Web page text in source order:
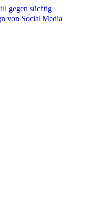
gegen süchtig
von Social Media